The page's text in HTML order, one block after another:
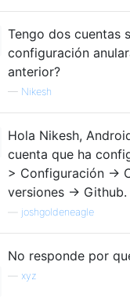
Tengo dos cuentas
configuración
anterior?
— Nikesh
Hola Nikesh,
cuenta que ha
> Configuración ->
versiones -> Github.
joshgoldeneagle
No responde por
xyz